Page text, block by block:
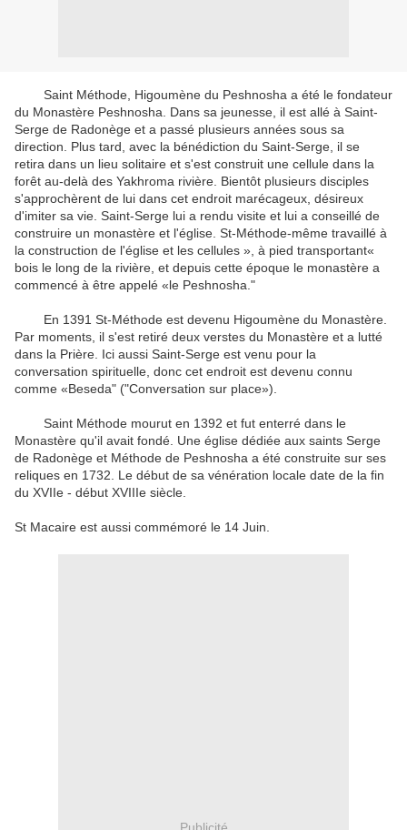
Saint Méthode, Higoumène du Peshnosha a été le fondateur
du Monastère Peshnosha. Dans sa jeunesse, il est allé à Saint-
Serge de Radonège et a passé plusieurs années sous sa
direction. Plus tard, avec la bénédiction du Saint-Serge, il se
retira dans un lieu solitaire et s'est construit une cellule dans la
forêt au-delà des Yakhroma rivière. Bientôt plusieurs disciples
s'approchèrent de lui dans cet endroit marécageux, désireux
d'imiter sa vie. Saint-Serge lui a rendu visite et lui a conseillé de
construire un monastère et l'église. St-Méthode-même travaillé à
la construction de l'église et les cellules », à pied transportant«
bois le long de la rivière, et depuis cette époque le monastère a
commencé à être appelé «le Peshnosha."
En 1391 St-Méthode est devenu Higoumène du Monastère.
Par moments, il s'est retiré deux verstes du Monastère et a lutté
dans la Prière. Ici aussi Saint-Serge est venu pour la
conversation spirituelle, donc cet endroit est devenu connu
comme «Beseda" ("Conversation sur place»).
Saint Méthode mourut en 1392 et fut enterré dans le
Monastère qu'il avait fondé. Une église dédiée aux saints Serge
de Radonège et Méthode de Peshnosha a été construite sur ses
reliques en 1732. Le début de sa vénération locale date de la fin
du XVIIe - début XVIIIe siècle.
St Macaire est aussi commémoré le 14 Juin.
Publicité